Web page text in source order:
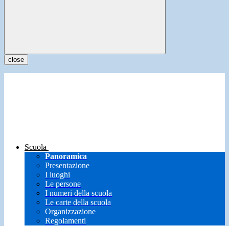
close
Scuola
Panoramica
Presentazione
I luoghi
Le persone
I numeri della scuola
Le carte della scuola
Organizzazione
Regolamenti